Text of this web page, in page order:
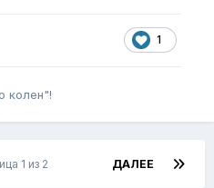
1
колен"!
ДАЛЕЕ
1 из 2